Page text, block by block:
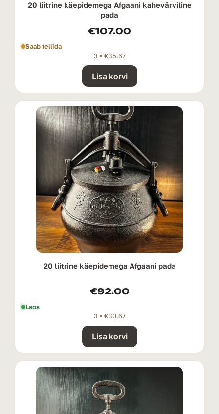
20 liitrine käepidemega Afgaani kahevärviline
pada
€107.00
Saab tellida
3 × €35.67
Lisa korvi
20 liitrine käepidemega Afgaani pada
€92.00
Laos
3 × €30.67
Lisa korvi